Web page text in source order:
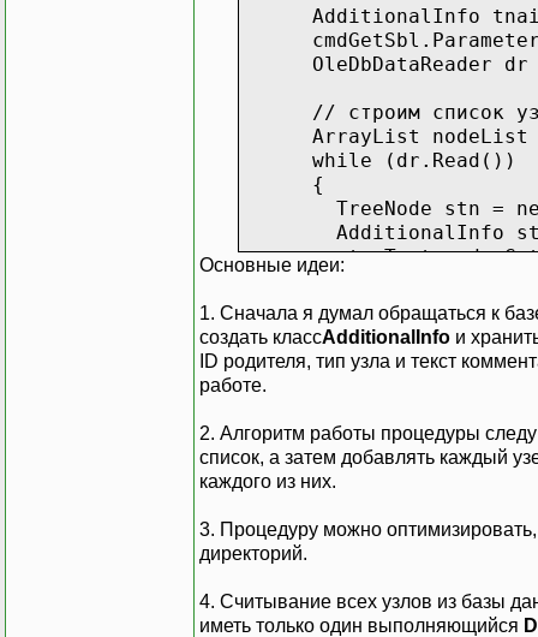
AdditionalInfo tnai
OleDbDataReader dr =
// строим список
ArrayList nodeList =
while (dr.Read())
{
TreeNode stn = new
AdditionalInfo
stn.Text =
stnai.NodeID =
stnai.ParentID =
stnai.NodeType =
try
{
}
catch
{
}
stn.Tag = stnai;
} // while
dr.Close();
Основные идеи:
1. Сначала я думал обращаться к
создать классAdditionalInfo и
ID родителя, тип узла и текст
работе.
2. Алгоритм работы процедуры
список, а затем добавлять каждый
каждого из них.
3. Процедуру можно
директорий.
4. Считывание всех узлов из базы
иметь только один выполняющийся